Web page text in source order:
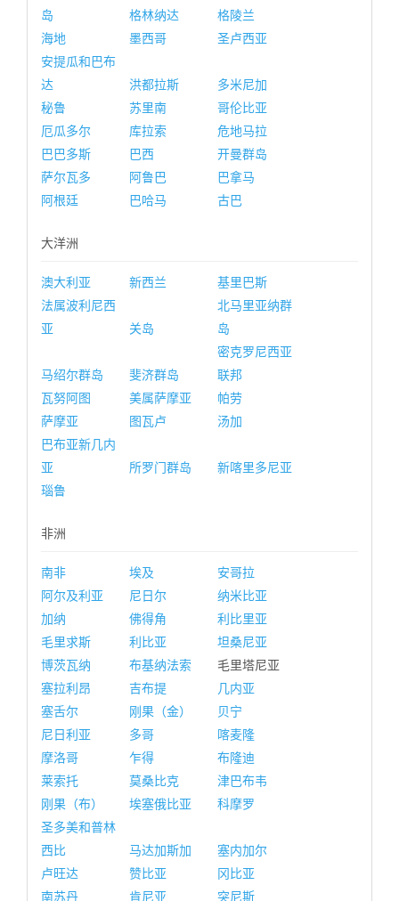
岛
格林纳达
格陵兰
海地
墨西哥
圣卢西亚
安提瓜和巴布
达
洪都拉斯
多米尼加
秘鲁
苏里南
哥伦比亚
厄瓜多尔
库拉索
危地马拉
巴巴多斯
巴西
开曼群岛
萨尔瓦多
阿鲁巴
巴拿马
阿根廷
巴哈马 古巴
大洋洲
澳大利亚 新西兰
基里巴斯
法属波利尼西
亚
关岛
北马里亚纳群
岛
马绍尔群岛 斐济群岛
密克罗尼西亚
联邦
瓦努阿图
美属萨摩亚
帕劳
萨摩亚
图瓦卢
汤加
巴布亚新几内
亚
所罗门群岛
新喀里多尼亚
瑙鲁
非洲
南非 埃及
安哥拉
阿尔及利亚
尼日尔
纳米比亚
加纳
佛得角
利比里亚
毛里求斯
利比亚
坦桑尼亚
博茨瓦纳
布基纳法索
毛里塔尼亚
塞拉利昂
吉布提
几内亚
塞舌尔
刚果（金）
贝宁
尼日利亚
多哥
喀麦隆
摩洛哥
乍得
布隆迪
莱索托
莫桑比克
津巴布韦
刚果（布）
埃塞俄比亚
科摩罗
圣多美和普林
西比
马达加斯加
塞内加尔
卢旺达
赞比亚
冈比亚
南苏丹
肯尼亚 突尼斯